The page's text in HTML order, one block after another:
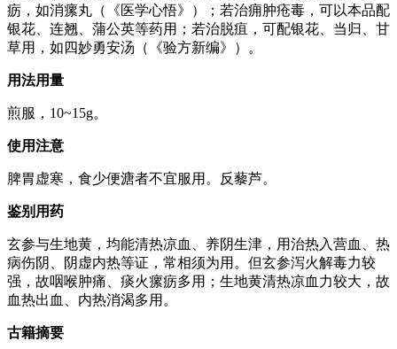
疬，如消瘰丸（《医学心悟》）；若治痈肿疮毒，可以本品配
银花、连翘、蒲公英等药用；若治脱疽，可配银花、当归、甘
草用，如四妙勇安汤（《验方新编》）。
用法用量
煎服，10~15g。
使用注意
脾胃虚寒，食少便溏者不宜服用。反藜芦。
鉴别用药
玄参与生地黄，均能清热凉血、养阴生津，用治热入营血、热
病伤阴、阴虚内热等证，常相须为用。但玄参泻火解毒力较
强，故咽喉肿痛、痰火瘰疬多用；生地黄清热凉血力较大，故
血热出血、内热消渴多用。
古籍摘要